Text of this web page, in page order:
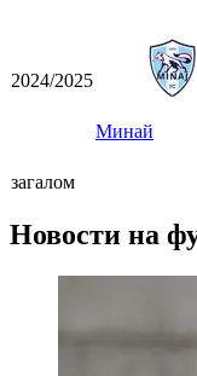
2024/2025
Минай
загалом
Новости на